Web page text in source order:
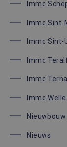
Immo
Immo Sint-
Immo Sint-
Immo
Immo
Immo Welle
Nieuwbouw
Nieuws